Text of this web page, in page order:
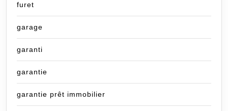
furet
garage
garanti
garantie
garantie prêt immobilier